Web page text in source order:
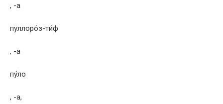
, -а
пуллоро́з-ти́ф
, -а
пу́ло
, -а,